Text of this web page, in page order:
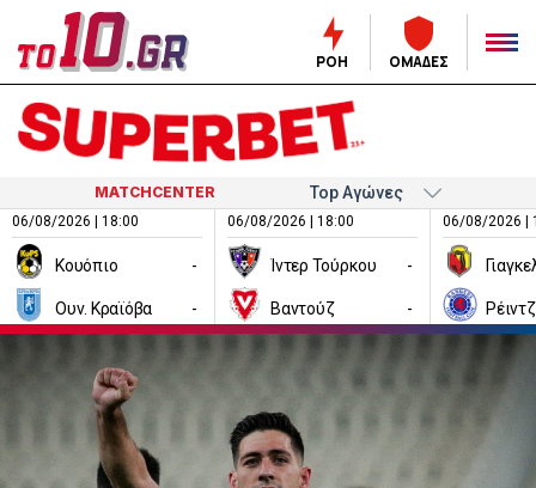
ΡΟΗ ΟΜΑΔΕΣ
MATCHCENTER
06/08/2026 | 18:00
Κουόπιο -
Ουν. Κραϊόβα -
06/08/2026 | 18:00
Ίντερ Τούρκου -
Βαντούζ -
06/08/2026 |